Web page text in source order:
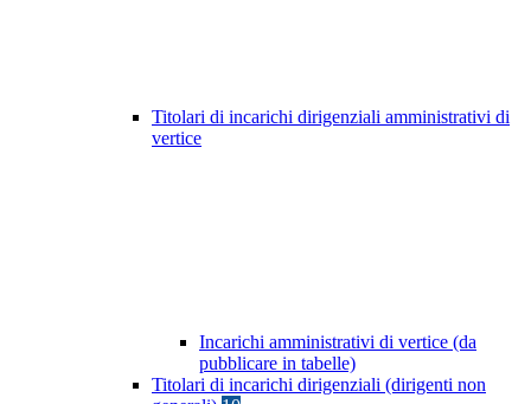
Titolari di incarichi dirigenziali amministrativi di
vertice
Incarichi amministrativi di vertice (da
pubblicare in tabelle)
Titolari di incarichi dirigenziali (dirigenti non